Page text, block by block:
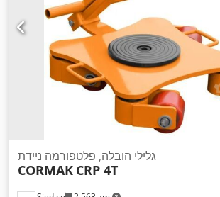
גלילי הובלה, פלטפורמה ניידת
CORMAK CRP 4T